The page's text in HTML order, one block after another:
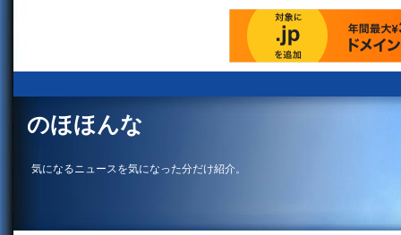
のほほんな
気になるニュースを気になった分だけ紹介。